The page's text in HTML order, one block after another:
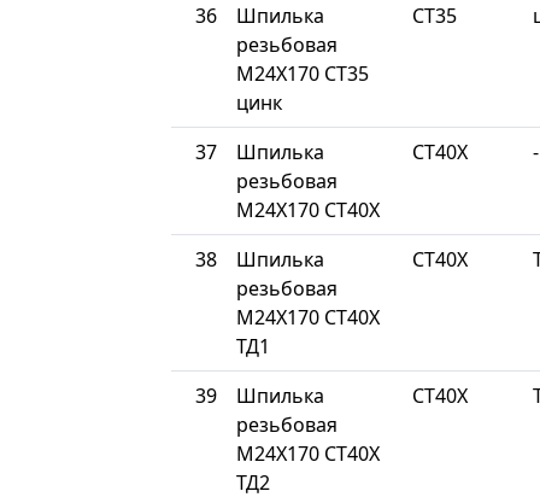
36
Шпилька
резьбовая
М24Х170 СТ35
цинк
СТ35
37
Шпилька
резьбовая
М24Х170 СТ40Х
СТ40Х -
38
Шпилька
резьбовая
М24Х170 СТ40Х
ТД1
СТ40Х
39
Шпилька
резьбовая
М24Х170 СТ40Х
ТД2
СТ40Х